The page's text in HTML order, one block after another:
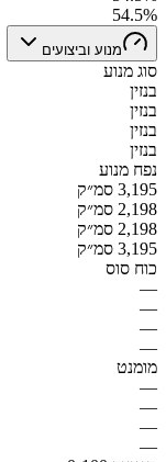
54.5%
מנוע וביצועים
סוג מנוע
בנזין
בנזין
בנזין
בנזין
נפח מנוע
3,195 סמ״ק
2,198 סמ״ק
2,198 סמ״ק
3,195 סמ״ק
כוח סוס
—
—
—
—
מומנט
—
—
—
—